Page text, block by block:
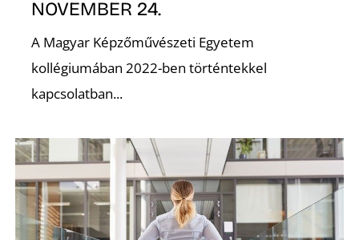
NOVEMBER 24.
A Magyar Képzőművészeti Egyetem
kollégiumában 2022-ben történtekkel
kapcsolatban...